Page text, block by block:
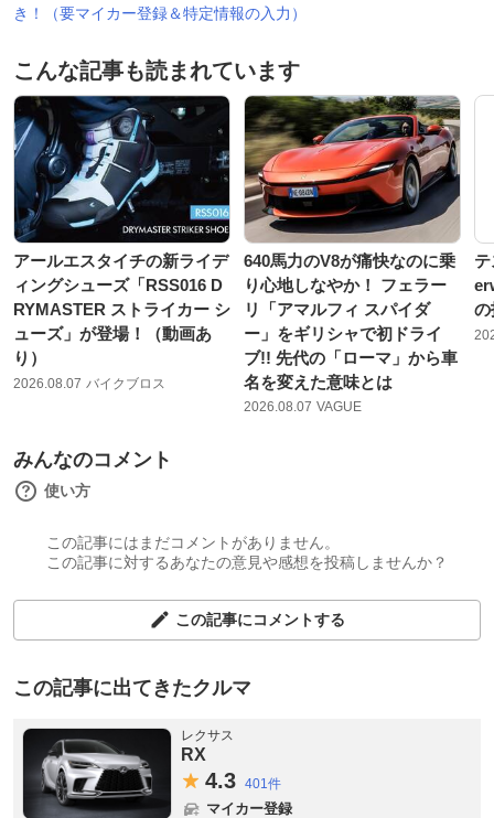
き！（要マイカー登録＆特定情報の入力）
こんな記事も読まれています
アールエスタイチの新ライデ
ィングシューズ「RSS016 D
RYMASTER ストライカー シ
ューズ」が登場！（動画あ
り）
2026.08.07 バイクブロス
640馬力のV8が痛快なのに乗
り心地しなやか！ フェラー
リ「アマルフィ スパイダ
ー」をギリシャで初ドライ
ブ!! 先代の「ローマ」から車
名を変えた意味とは
2026.08.07 VAGUE
の
みんなのコメント
使い方
この記事にはまだコメントがありません。
この記事に対するあなたの意見や感想を投稿しませんか？
この記事にコメントする
この記事に出てきたクルマ
レクサス
RX
4.3 401件
マイカー登録